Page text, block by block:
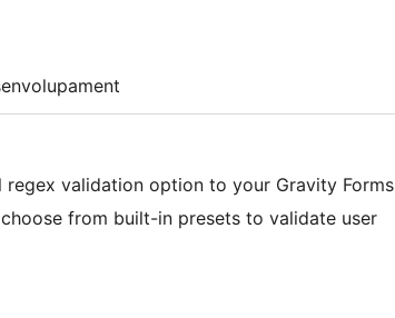
regex validation option to your Gravity Forms
from built-in presets to validate user